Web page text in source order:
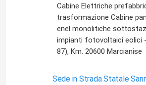
Cabine Elettriche
trasformazione Cabine
enel monolitiche
impianti fotovoltaici eolici -
87), Km. 20600 Marcianise
Sede in Strada Statale